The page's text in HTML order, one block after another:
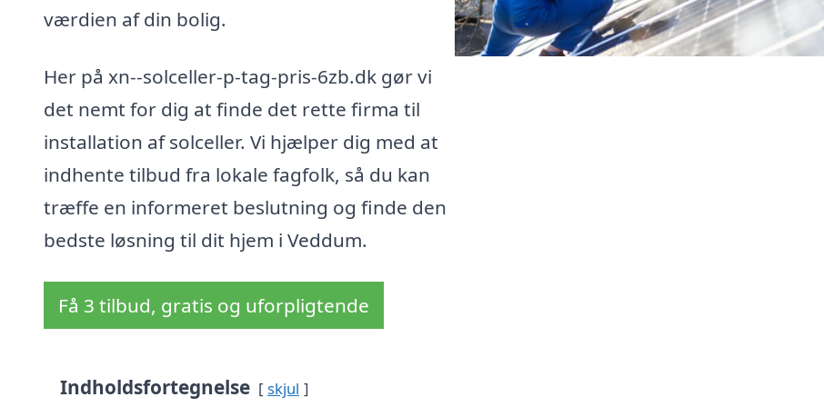
værdien af din bolig.
Her på xn--solceller-p-tag-pris-6zb.dk gør vi
det nemt for dig at finde det rette firma til
installation af solceller. Vi hjælper dig med at
indhente tilbud fra lokale fagfolk, så du kan
træffe en informeret beslutning og finde den
bedste løsning til dit hjem i Veddum.
Få 3 tilbud, gratis og uforpligtende
Indholdsfortegnelse skjul